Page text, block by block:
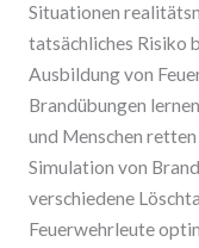
Situationen
tatsächliches Risiko
Ausbildung von
Brandübungen
und Menschen
Simulation von
verschiedene
Feuerwehrleute